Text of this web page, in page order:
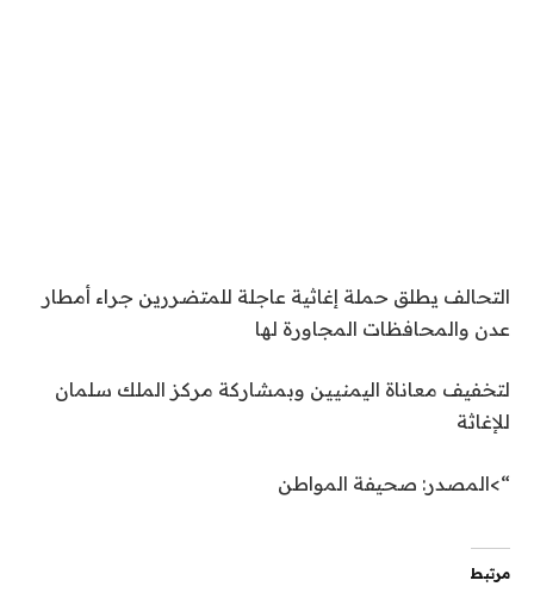
التحالف يطلق حملة إغاثية عاجلة للمتضررين جراء أمطار
عدن والمحافظات المجاورة لها
لتخفيف معاناة اليمنيين وبمشاركة مركز الملك سلمان
للإغاثة
“>المصدر: صحيفة المواطن
مرتبط